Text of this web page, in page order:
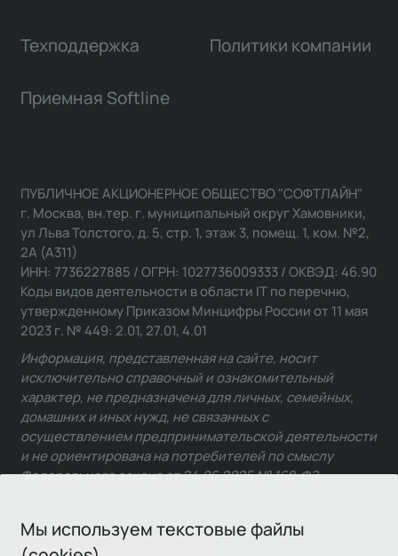
Мы используем текстовые файлы
Техподдержка Политики компании
Приемная Softline
ПУБЛИЧНОЕ АКЦИОНЕРНОЕ ОБЩЕСТВО "СОФТЛАЙН"
г. Москва, вн.тер. г. муниципальный округ Хамовники,
ул Льва Толстого, д. 5, стр. 1, этаж 3, помещ. 1, ком. №2,
2А (А311)
ИНН: 7736227885 / ОГРН: 1027736009333 / ОКВЭД: 46.90
Коды видов деятельности в области IT по перечню,
утвержденному Приказом Минцифры России от 11 мая
2023 г. № 449: 2.01, 27.01, 4.01
Информация, представленная на сайте, носит
исключительно справочный и ознакомительный
характер, не предназначена для личных, семейных,
домашних и иных нужд, не связанных с
осуществлением предпринимательской деятельности
и не ориентирована на потребителей по смыслу
Федерального закона от 24.06.2025 № 168-ФЗ.